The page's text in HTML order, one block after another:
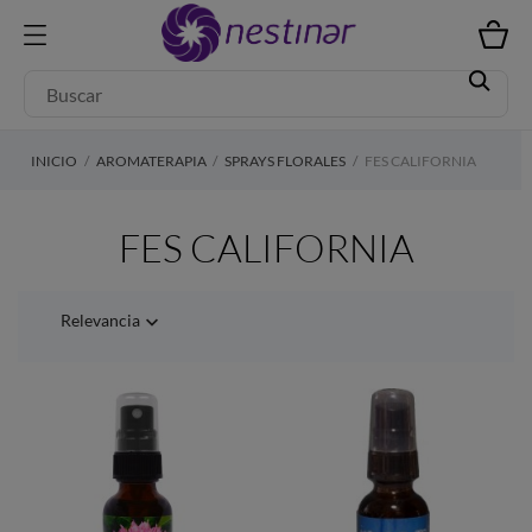
INICIO AROMATERAPIA SPRAYS FLORALES FES CALIFORNIA
FES CALIFORNIA
Relevancia 